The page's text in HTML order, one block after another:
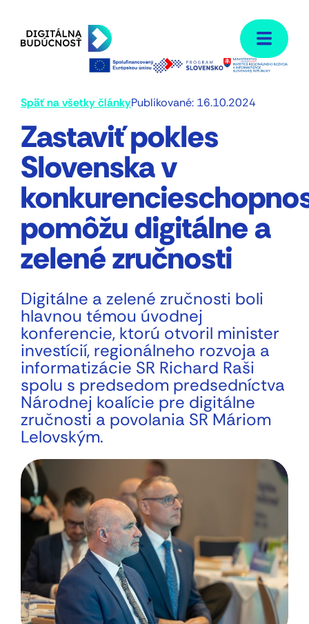
Späť na všetky článkyPublikované: 16.10.2024
Zastaviť pokles
Slovenska v
pomôžu digitálne a
zelené zručnosti
Digitálne a zelené zručnosti boli
hlavnou témou úvodnej
konferencie, ktorú otvoril minister
investícií, regionálneho rozvoja a
informatizácie SR Richard Raši
spolu s predsedom predsedníctva
Národnej koalície pre digitálne
zručnosti a povolania SR Máriom
Lelovským.